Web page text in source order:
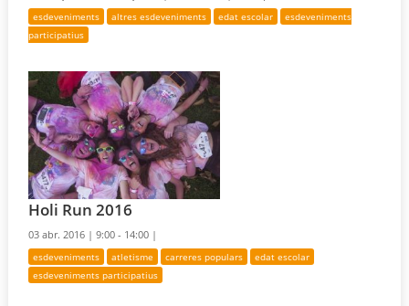
esdeveniments altres esdeveniments edat escolar
esdeveniments
participatius
Holi Run 2016
03 abr. 2016 |9:00 - 14:00 |
esdeveniments atletisme carreres populars
edat escolar
esdeveniments participatius